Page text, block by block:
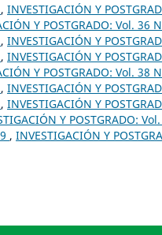
, INVESTIGACIÓN Y
Y POSTGRADO: Vol.
, INVESTIGACIÓN Y
, INVESTIGACIÓN Y
Y POSTGRADO: Vol.
, INVESTIGACIÓN Y
, INVESTIGACIÓN Y
Y POSTGRADO:
, INVESTIGACIÓN Y